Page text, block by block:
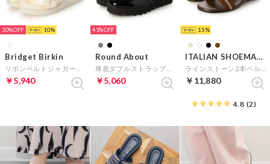
30% 10
Bridget Birkin
￥5,940
41%
Round About
￥5,060
15
ITALIAN SHOEMAKERS
￥11,880
4.8 (2)